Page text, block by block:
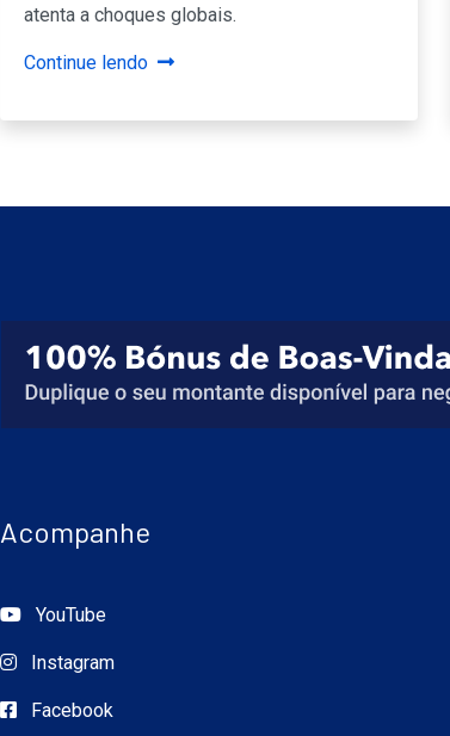
atenta a choques globais.
Continue lendo
Acompanhe
YouTube
Instagram
Facebook